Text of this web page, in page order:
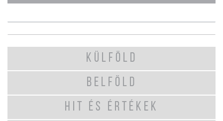
KÜLFÖLD
BELFÖLD
HIT ÉS ÉRTÉKEK